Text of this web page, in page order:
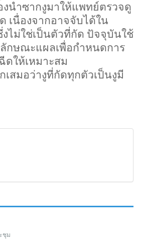
นำซากงูมาให้แพทย์ตรวจดู
เนื่องจากอาจจับได้ใน
งไม่ใช่เป็นตัวที่กัด ปัจจุบันใช้
กษณะแผลเพื่อกำหนดการ
ดให้เหมาะสม
เสมอว่างูที่กัดทุกตัวเป็นงูมี
ชุม